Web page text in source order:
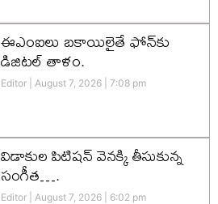
ఈఎంఐలు బకాయిలైతే ఫోన్‌కు
డిజిటల్ తాళం.
Editor August 7, 2026 7:08 pm
విడాకుల పిటిషన్ వెనక్కి తీసుకున్న
సంగీత….
Editor August 7, 2026 6:02 pm